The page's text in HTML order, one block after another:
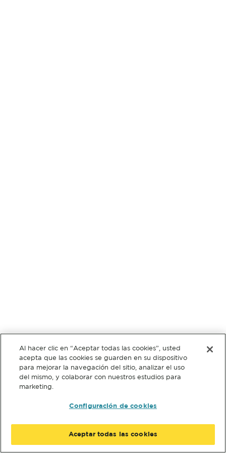
Al hacer clic en “Aceptar todas las cookies”, usted
acepta que las cookies se guarden en su dispositivo
para mejorar la navegación del sitio, analizar el uso
del mismo, y colaborar con nuestros estudios para
marketing.
Configuración de cookies
Aceptar todas las cookies